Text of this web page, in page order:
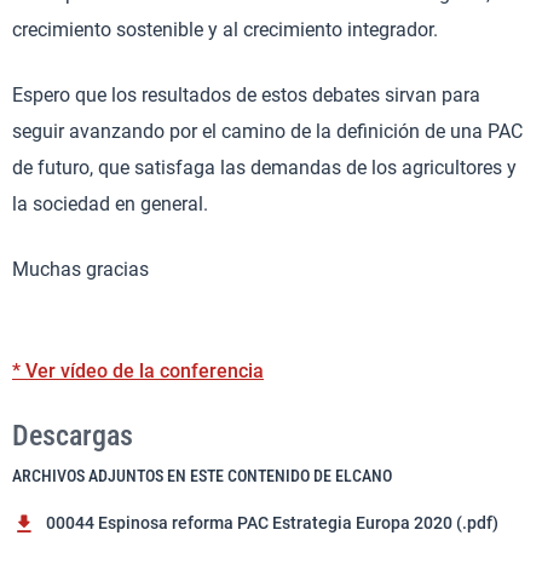
crecimiento sostenible y al crecimiento integrador.
Espero que los resultados de estos debates sirvan para
seguir avanzando por el camino de la definición de una PAC
de futuro, que satisfaga las demandas de los agricultores y
la sociedad en general.
Muchas gracias
* Ver vídeo de la conferencia
Descargas
ARCHIVOS ADJUNTOS EN ESTE CONTENIDO DE ELCANO
00044 Espinosa reforma PAC Estrategia Europa 2020 (.pdf)